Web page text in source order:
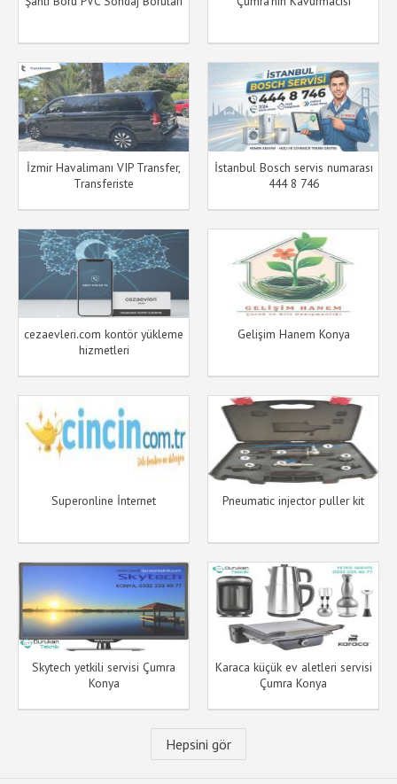
İzmir Havalimanı VIP Transfer,
Transferiste
İstanbul Bosch servis numarası
444 8 746
cezaevleri.com kontör yükleme
hizmetleri
Gelişim Hanem Konya
Superonline İnternet Pneumatic injector puller kit
Skytech yetkili servisi Çumra
Konya
Karaca küçük ev aletleri servisi
Çumra Konya
Hepsini gör